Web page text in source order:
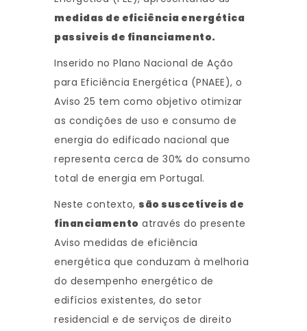
medidas de eficiência energética
passiveis de financiamento.
Inserido no Plano Nacional de Ação
para Eficiência Energética (PNAEE), o
Aviso 25 tem como objetivo otimizar
as condições de uso e consumo de
energia do edificado nacional que
representa cerca de 30% do consumo
total de energia em Portugal.
Neste contexto, são suscetíveis de
financiamento através do presente
Aviso medidas de eficiência
energética que conduzam à melhoria
do desempenho energético de
edifícios existentes, do setor
residencial e de serviços de direito